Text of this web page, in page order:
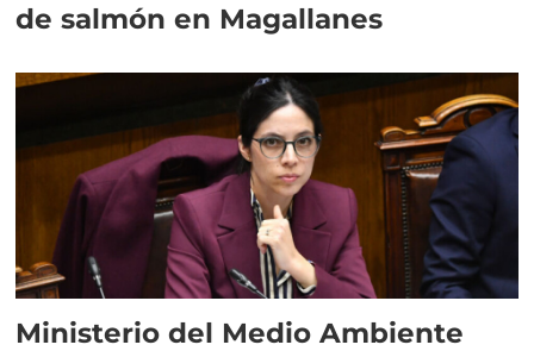
de salmón en Magallanes
Ministerio del Medio Ambiente